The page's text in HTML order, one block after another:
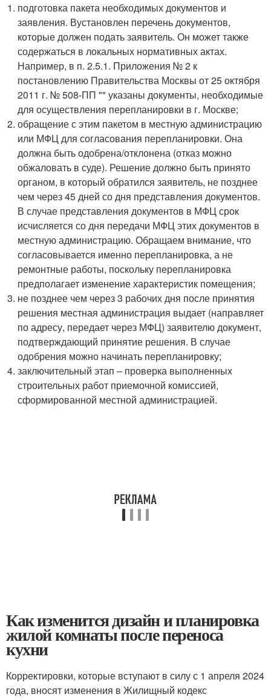
подготовка пакета необходимых документов и
заявления. Вустановлен перечень документов,
которые должен подать заявитель. Он может также
содержаться в локальных нормативных актах.
Например, в п. 2.5.1. Приложения № 2 к
постановлению Правительства Москвы от 25 октября
2011 г. № 508-ПП "" указаны документы, необходимые
для осуществления перепланировки в г. Москве;
обращение с этим пакетом в местную администрацию
или МФЦ для согласования перепланировки. Она
должна быть одобрена/отклонена (отказ можно
обжаловать в суде). Решение должно быть принято
органом, в который обратился заявитель, не позднее
чем через 45 дней со дня представления документов.
В случае представления документов в МФЦ срок
исчисляется со дня передачи МФЦ этих документов в
местную администрацию. Обращаем внимание, что
согласовывается именно перепланировка, а не
ремонтные работы, поскольку перепланировка
предполагает изменение характеристик помещения;
не позднее чем через 3 рабочих дня после принятия
решения местная администрация выдает (направляет
по адресу, передает через МФЦ) заявителю документ,
подтверждающий принятие решения. В случае
одобрения можно начинать перепланировку;
заключительный этап – проверка выполненных
строительных работ приемочной комиссией,
сформированной местной администрацией.
Как изменится дизайн и планировка
жилой комнаты после переноса
кухни
Корректировки, которые вступают в силу с 1 апреля 2024
года, вносят изменения в Жилищный кодекс